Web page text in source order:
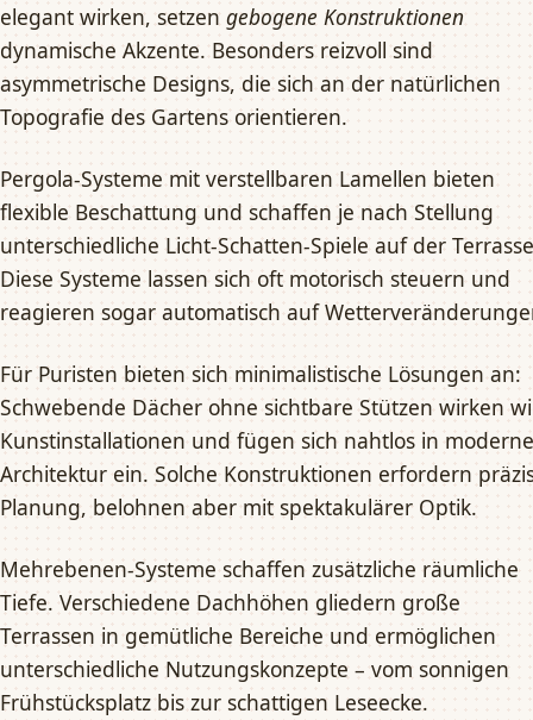
elegant wirken, setzen gebogene Konstruktionen
dynamische Akzente. Besonders reizvoll sind
asymmetrische Designs, die sich an der natürlichen
Topografie des Gartens orientieren.
Pergola-Systeme mit verstellbaren Lamellen bieten
flexible Beschattung und schaffen je nach Stellung
unterschiedliche Licht-Schatten-Spiele auf der
Diese Systeme lassen sich oft motorisch steuern und
reagieren sogar automatisch auf
Für Puristen bieten sich minimalistische Lösungen an:
Schwebende Dächer ohne sichtbare Stützen wirken
Kunstinstallationen und fügen sich nahtlos in moderne
Architektur ein. Solche Konstruktionen erfordern
Planung, belohnen aber mit spektakulärer Optik.
Mehrebenen-Systeme schaffen zusätzliche räumliche
Tiefe. Verschiedene Dachhöhen gliedern große
Terrassen in gemütliche Bereiche und ermöglichen
unterschiedliche Nutzungskonzepte – vom sonnigen
Frühstücksplatz bis zur schattigen Leseecke.